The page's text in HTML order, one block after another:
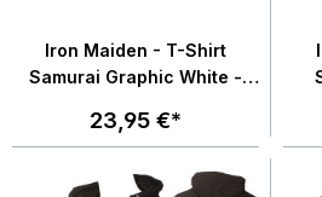
Iron Maiden - T-Shirt
Samurai Graphic White -
23,95 €*